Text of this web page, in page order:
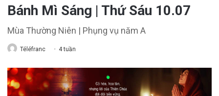
Bánh Mì Sáng | Thứ Sáu 10.07
Mùa Thường Niên | Phụng vụ năm A
Téléfranc 4 tuần